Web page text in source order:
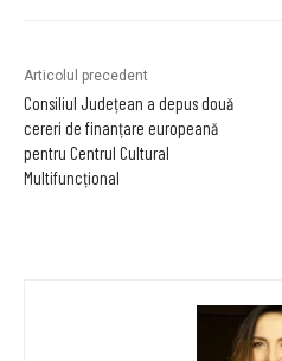
Articolul precedent
Consiliul Județean a depus două
cereri de finanțare europeană
pentru Centrul Cultural
Multifuncțional